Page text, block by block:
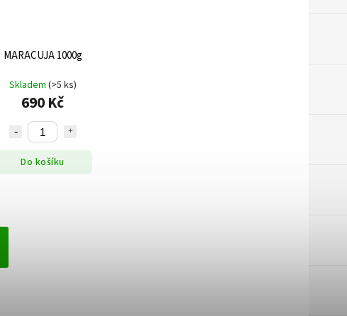
MARACUJA 1000g
Skladem (>5 ks)
690 Kč
Do košíku